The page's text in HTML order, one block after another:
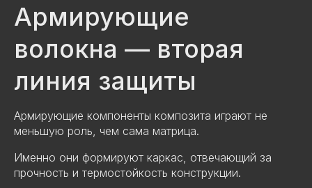
Армирующие
волокна — вторая
линия защиты
Армирующие компоненты композита играют не
меньшую роль, чем сама матрица.
Именно они формируют каркас, отвечающий за
прочность и термостойкость конструкции.